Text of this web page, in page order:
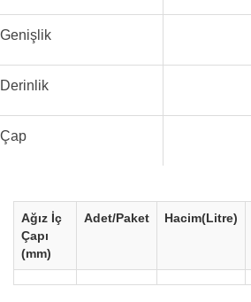
Genişlik
Derinlik
Çap
Ağız İç
Çapı
(mm)
Adet/Paket Hacim(Litre)